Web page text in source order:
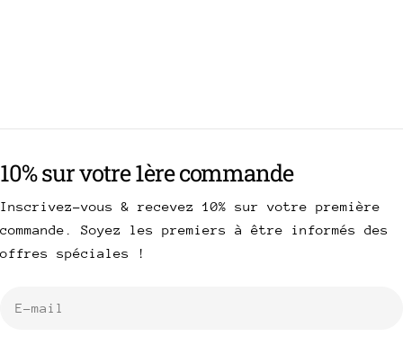
10% sur votre 1ère commande
Inscrivez-vous & recevez 10% sur votre première
commande. Soyez les premiers à être informés des
offres spéciales !